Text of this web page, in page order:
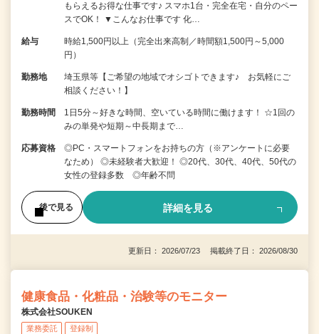
もらえるお得な仕事です♪ スマホ1台・完全在宅・自分のペー
スでOK！ ▼こんなお仕事です 化…
給与
時給1,500円以上（完全出来高制／時間額1,500円～5,000
円）
勤務地
埼玉県等【ご希望の地域でオシゴトできます♪ お気軽にご
相談ください！】
勤務時間
1日5分～好きな時間、空いている時間に働けます！ ☆1回の
みの単発や短期～中長期まで…
応募資格
◎PC・スマートフォンをお持ちの方（※アンケートに必要
なため） ◎未経験者大歓迎！ ◎20代、30代、40代、50代の
女性の登録多数 ◎年齢不問
後で見る 詳細を見る
更新日： 2026/07/23 掲載終了日： 2026/08/30
健康食品・化粧品・治験等のモニター
株式会社SOUKEN
業務委託 登録制